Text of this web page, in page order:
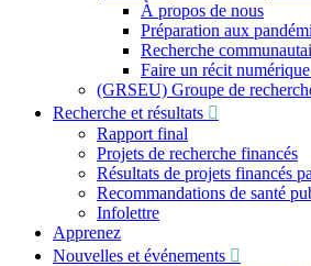
À propos de nous
Préparation aux
Recherche
Faire un récit
(GRSEU) Groupe de
Recherche et résultats
Rapport final
Projets de recherche financés
Résultats de projets financés
Recommandations de santé
Infolettre
Apprenez
Nouvelles et événements